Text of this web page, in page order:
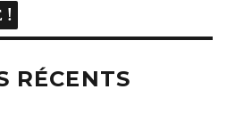
RÉCENTS